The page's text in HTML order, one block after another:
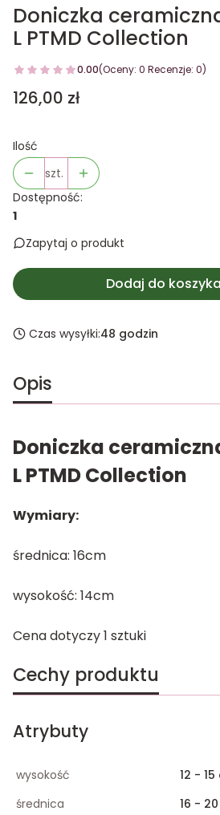
Doniczka
L PTMD Collection
0.00(Oceny: 0 Recenzje: 0)
Cena
126,00 zł
Ilość
szt.
Dostępność:
1
Zapytaj o produkt
Dodaj do koszyka
Czas wysyłki:48 godzin
Opis
Doniczka
L PTMD Collection
Wymiary:
średnica: 16cm
wysokość: 14cm
Cena dotyczy 1 sztuki
Cechy produktu
Atrybuty
wysokość
12 -
średnica
16 -